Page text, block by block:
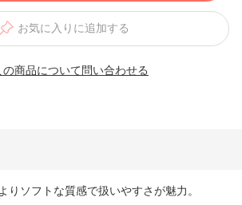
お気に入りに追加する
の商品について問い合わせる
りソフトな質感で扱いやすさが魅力。